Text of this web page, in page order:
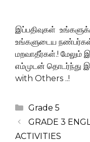
இப்பதிவுகள்
உங்களுடைய நண்பர்கள்
மறவாதீர்கள்.! மேலும்
எம்முடன் தொடர்ந்து
with Others ..!
Categories
Grade 5
GRADE 3
ACTIVITIES